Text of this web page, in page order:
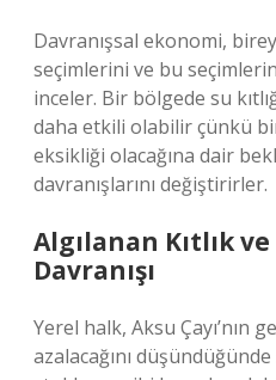
Davranışsal ekonomi,
seçimlerini ve bu
inceler. Bir bölgede su
daha etkili olabilir çünkü
eksikliği olacağına dair
davranışlarını değiştirirler.
Algılanan Kıtlık
Davranışı
Yerel halk, Aksu Çayı’nın
azalacağını